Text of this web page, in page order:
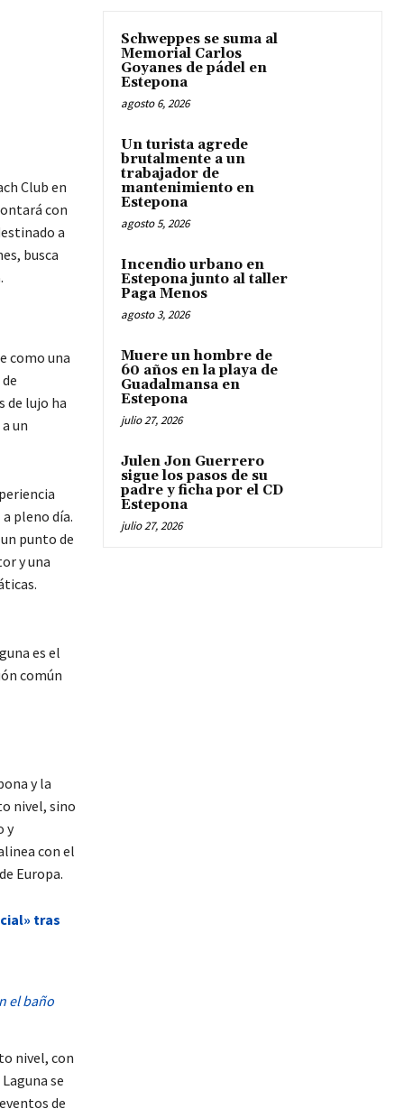
Club en
con
a
busca
como una
de lujo ha
un
pleno día.
punto de
y una
es el
común
y la
nivel, sino
y
con el
Europa.
tras
el baño
nivel, con
se
de
Schweppes se suma al
Memorial Carlos
Goyanes de pádel en
Estepona
agosto 6, 2026
Un turista agrede
brutalmente a un
trabajador de
mantenimiento en
Estepona
agosto 5, 2026
Incendio urbano en
Estepona junto al taller
Paga Menos
agosto 3, 2026
Muere un hombre de
60 años en la playa de
Guadalmansa en
Estepona
julio 27, 2026
Julen Jon Guerrero
sigue los pasos de su
padre y ficha por el CD
Estepona
julio 27, 2026